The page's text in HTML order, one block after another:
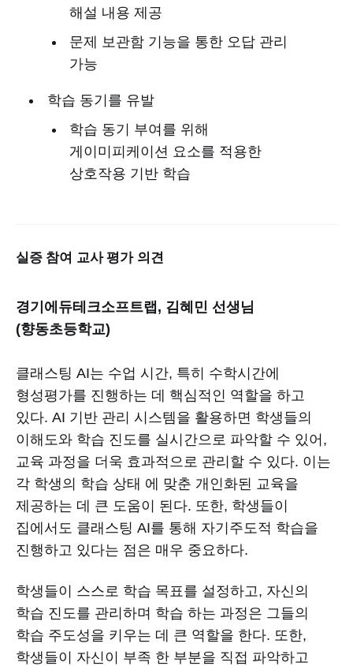
해설 내용 제공
문제 보관함 기능을 통한 오답 관리
가능
학습 동기를 유발
학습 동기 부여를 위해
게이미피케이션 요소를 적용한
상호작용 기반 학습
실증 참여 교사 평가 의견
경기에듀테크소프트랩, 김혜민 선생님
(향동초등학교)
클래스팅 AI는 수업 시간, 특히 수학시간에
형성평가를 진행하는 데 핵심적인 역할을 하고
있다. AI 기반 관리 시스템을 활용하면 학생들의
이해도와 학습 진도를 실시간으로 파악할 수 있어,
교육 과정을 더욱 효과적으로 관리할 수 있다. 이는
각 학생의 학습 상태 에 맞춘 개인화된 교육을
제공하는 데 큰 도움이 된다. 또한, 학생들이
집에서도 클래스팅 AI를 통해 자기주도적 학습을
진행하고 있다는 점은 매우 중요하다.
학생들이 스스로 학습 목표를 설정하고, 자신의
학습 진도를 관리하며 학습 하는 과정은 그들의
학습 주도성을 키우는 데 큰 역할을 한다. 또한,
학생들이 자신이 부족 한 부분을 직접 파악하고